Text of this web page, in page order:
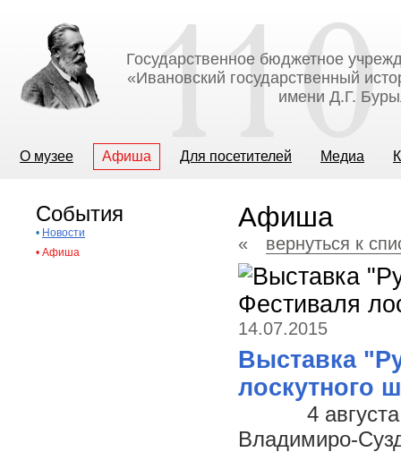
Государственное бюджетное
«Ивановский государственный
имени Д.Г.
О музее Афиша Для посетителей Медиа
События
• Новости
• Афиша
Афиша
« вернуться к
14.07.2015
Выставка
лоскутного
4 августа в
Владимиро-